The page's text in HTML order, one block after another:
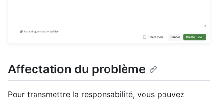
Affectation du problème
Pour transmettre la responsabilité, vous pouvez